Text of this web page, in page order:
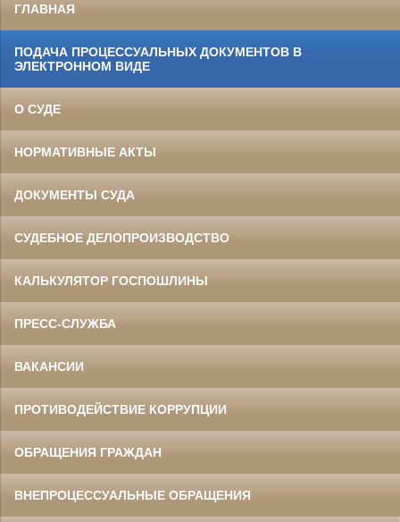
ГЛАВНАЯ
ПОДАЧА ПРОЦЕССУАЛЬНЫХ ДОКУМЕНТОВ В
ЭЛЕКТРОННОМ ВИДЕ
О СУДЕ
НОРМАТИВНЫЕ АКТЫ
ДОКУМЕНТЫ СУДА
СУДЕБНОЕ ДЕЛОПРОИЗВОДСТВО
КАЛЬКУЛЯТОР ГОСПОШЛИНЫ
ПРЕСС-СЛУЖБА
ВАКАНСИИ
ПРОТИВОДЕЙСТВИЕ КОРРУПЦИИ
ОБРАЩЕНИЯ ГРАЖДАН
ВНЕПРОЦЕССУАЛЬНЫЕ ОБРАЩЕНИЯ